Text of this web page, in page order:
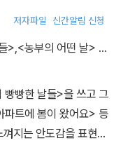
저자파일 신간알림 신청
>,<농부의 어떤 날> …
빵한 날들>을 쓰고 그
트에 봄이 왔어요> 등